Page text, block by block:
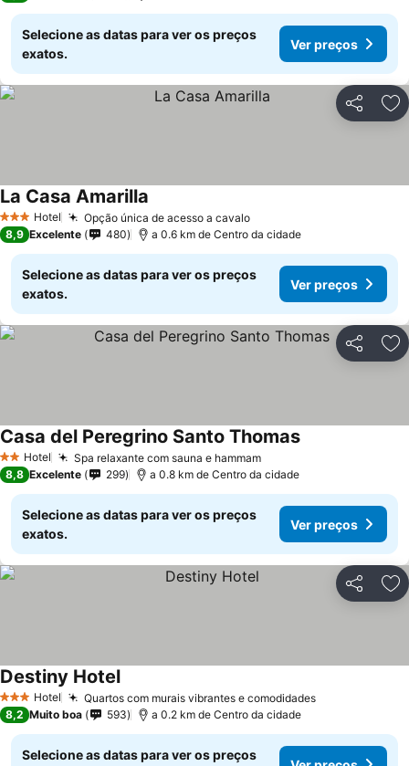
Selecione as datas para ver os preços
exatos.
Ver preços
Partilhar
3 EstrelasHotel Opção única de acesso a cavalo
La Casa Amarilla
8,9 Excelente 480 a 0.6 km de Centro da cidade
Selecione as datas para ver os preços
exatos.
Ver preços
Partilhar
2 Estrelas
Hotel Spa relaxante com sauna e hammam
Casa del Peregrino Santo Thomas
8,8 Excelente 299 a 0.8 km de Centro da cidade
Selecione as datas para ver os preços
exatos.
Ver preços
Partilhar
3 EstrelasHotel Quartos com murais vibrantes e comodidades
Destiny Hotel
8,2 Muito boa 593 a 0.2 km de Centro da cidade
Selecione as datas para ver os preços